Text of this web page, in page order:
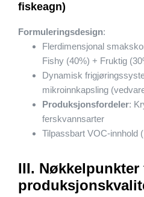
fiskeagn)
Formuleringsdesign:
Flerdimensjonal
Fishy (40%) + Fruktig
Dynamisk
mikroinnkapsling
Produksjonsfordeler:
ferskvannsarter
Tilpassbart VOC-innhold
III. Nøkkelpunkter